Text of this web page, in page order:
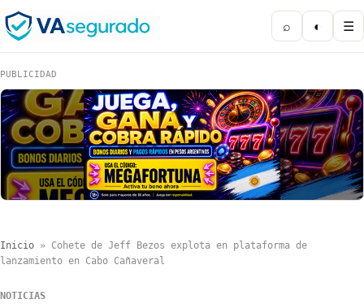
⌕ ◐ ☰
PUBLICIDAD
Inicio » Cohete de Jeff Bezos explota en plataforma de
lanzamiento en Cabo Cañaveral
NOTICIAS